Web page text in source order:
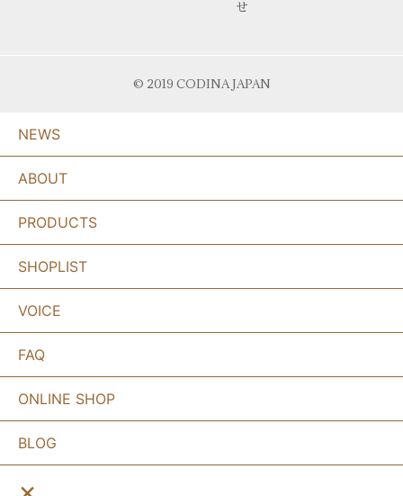
© 2019 CODINA JAPAN
NEWS
ABOUT
PRODUCTS
SHOPLIST
VOICE
FAQ
ONLINE SHOP
BLOG